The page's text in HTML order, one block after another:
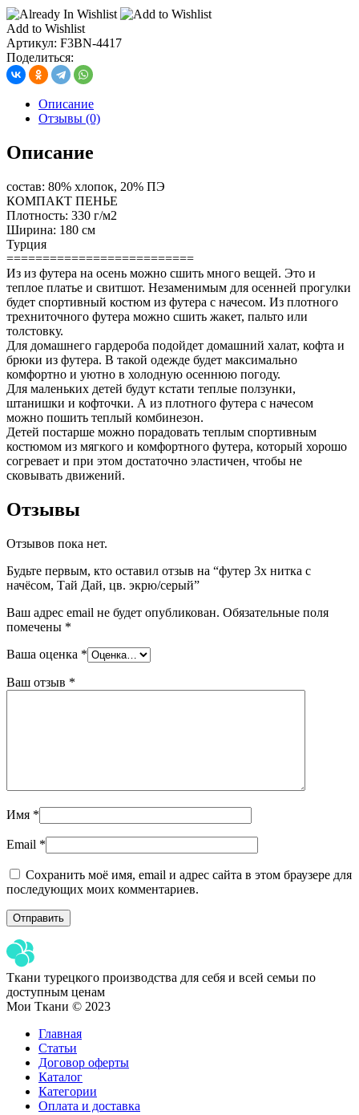
Add to Wishlist
Артикул: F3BN-4417
Поделиться:
Описание
Отзывы (0)
Описание
состав: 80% хлопок, 20% ПЭ
КОМПАКТ ПЕНЬЕ
Плотность: 330 г/м2
Ширина: 180 см
Турция
==========================
Из из футера на осень можно сшить много вещей. Это и
теплое платье и свитшот. Незаменимым для осенней прогулки
будет спортивный костюм из футера с начесом. Из плотного
трехниточного футера можно сшить жакет, пальто или
толстовку.
Для домашнего гардероба подойдет домашний халат, кофта и
брюки из футера. В такой одежде будет максимально
комфортно и уютно в холодную осеннюю погоду.
Для маленьких детей будут кстати теплые ползунки,
штанишки и кофточки. А из плотного футера с начесом
можно пошить теплый комбинезон.
Детей постарше можно порадовать теплым спортивным
костюмом из мягкого и комфортного футера, который хорошо
согревает и при этом достаточно эластичен, чтобы не
сковывать движений.
Отзывы
Отзывов пока нет.
Будьте первым, кто оставил отзыв на “футер 3х нитка с
начёсом, Тай Дай, цв. экрю/серый”
Ваш адрес email не будет опубликован. Обязательные поля
помечены *
Ваша оценка *
Ваш отзыв *
Имя *
Email *
Сохранить моё имя, email и адрес сайта в этом браузере для
последующих моих комментариев.
Ткани турецкого производства для себя и всей семьи по
доступным ценам
Мои Ткани © 2023
Главная
Статьи
Договор оферты
Каталог
Категории
Оплата и доставка